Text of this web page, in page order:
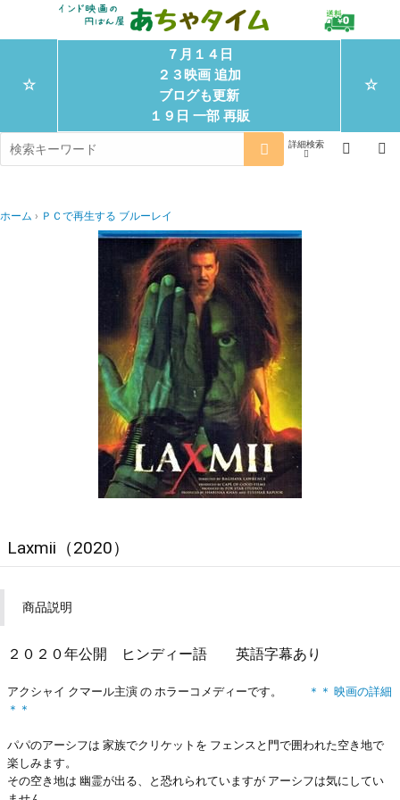
☆
７月１４日
２３映画 追加
ブログも更新
１９日 一部 再販
☆
ホーム ＰＣで再生する ブルーレイ
Laxmii（2020）
商品説明
２０２０年公開 ヒンディー語 英語字幕あり
アクシャイ クマール主演 の ホラーコメディーです。
＊＊ 映画の詳細
＊＊
パパのアーシフは 家族でクリケットを フェンスと門で囲われた空き地で
楽しみます。
その空き地は 幽霊が出る、と恐れられていますが アーシフは気にしてい